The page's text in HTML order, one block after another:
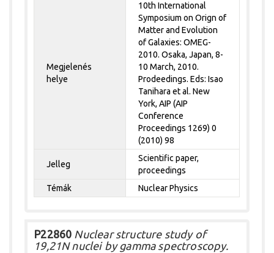
Megjelenés
helye
10th International
Symposium on Orign of
Matter and Evolution
of Galaxies: OMEG-
2010. Osaka, Japan, 8-
10 March, 2010.
Prodeedings. Eds: Isao
Tanihara et al. New
York, AIP (AIP
Conference
Proceedings 1269) 0
(2010) 98
Jelleg
Scientific paper,
proceedings
Témák
Nuclear Physics
P22860 Nuclear structure study of
19,21N nuclei by gamma spectroscopy.